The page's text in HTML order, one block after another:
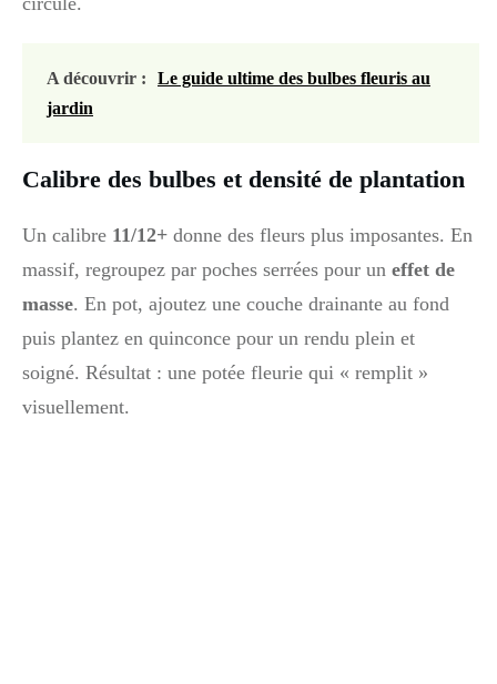
A découvrir :
Le guide ultime des bulbes fleuris au
jardin
Calibre des bulbes et densité de plantation
Un calibre 11/12+ donne des fleurs plus imposantes. En
massif, regroupez par poches serrées pour un effet de
masse. En pot, ajoutez une couche drainante au fond
puis plantez en quinconce pour un rendu plein et
soigné. Résultat : une potée fleurie qui « remplit »
visuellement.